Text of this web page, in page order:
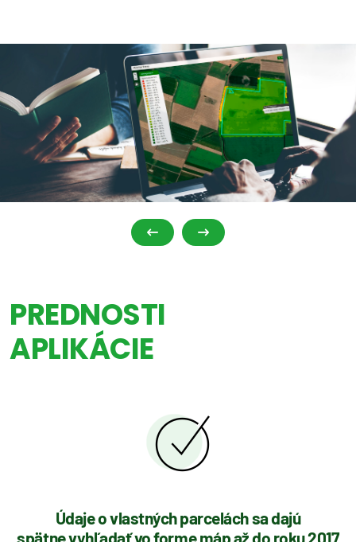
PREDNOSTI
APLIKÁCIE
Údaje o vlastných parcelách sa dajú
spätne vyhľadať vo forme máp až do roku 2017